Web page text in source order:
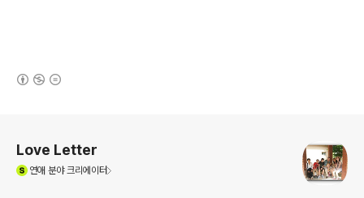
Love Letter
연애 분야 크리에이터